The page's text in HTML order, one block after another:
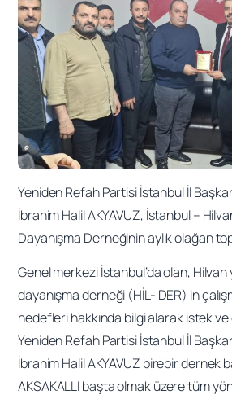
Yeniden Refah Partisi İstanbul İl Başkan
İbrahim Halil AKYAVUZ, İstanbul –
Dayanışma Derneğinin aylık olağan
Genel merkezi İstanbul’da olan, Hilvan
dayanışma derneği (HİL- DER) in
hedefleri hakkında bilgi alarak istek
Yeniden Refah Partisi İstanbul İl Başkan
İbrahim Halil AKYAVUZ birebir dernek
AKSAKALLI başta olmak üzere tüm